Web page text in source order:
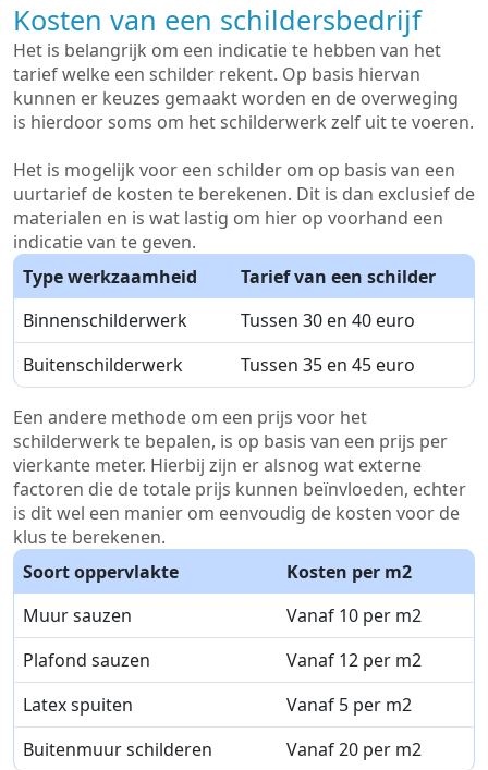
Kosten van een schildersbedrijf
Het is belangrijk om een indicatie te hebben van het
tarief welke een schilder rekent. Op basis hiervan
kunnen er keuzes gemaakt worden en de overweging
is hierdoor soms om het schilderwerk zelf uit te voeren.
Het is mogelijk voor een schilder om op basis van een
uurtarief de kosten te berekenen. Dit is dan exclusief de
materialen en is wat lastig om hier op voorhand een
indicatie van te geven.
Type werkzaamheid
Tarief van een schilder
Binnenschilderwerk
Tussen 30 en 40 euro
Buitenschilderwerk
Tussen 35 en 45 euro
Een andere methode om een prijs voor het
schilderwerk te bepalen, is op basis van een prijs per
vierkante meter. Hierbij zijn er alsnog wat externe
factoren die de totale prijs kunnen beïnvloeden, echter
is dit wel een manier om eenvoudig de kosten voor de
klus te berekenen.
Soort oppervlakte
Kosten per m2
Muur sauzen
Vanaf 10 per m2
Plafond sauzen
Vanaf 12 per m2
Latex spuiten
Vanaf 5 per m2
Buitenmuur schilderen
Vanaf 20 per m2